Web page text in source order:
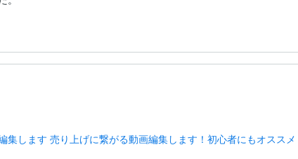
集します 売り上げに繋がる動画編集します！初心者にもオススメ